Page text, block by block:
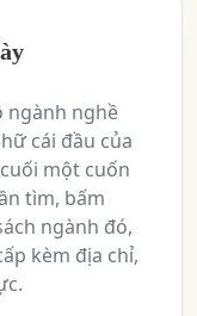
ngành nghề
cái đầu của
một cuốn
tìm, bấm
ngành đó,
kèm địa chỉ,